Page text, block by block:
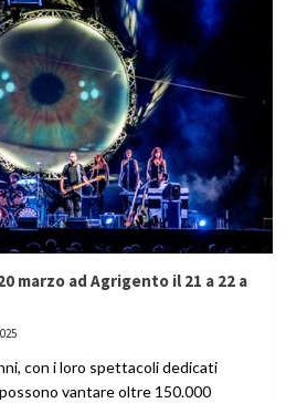
marzo ad Agrigento il 21 a 22 a
con i loro spettacoli dedicati
vantare oltre 150.000